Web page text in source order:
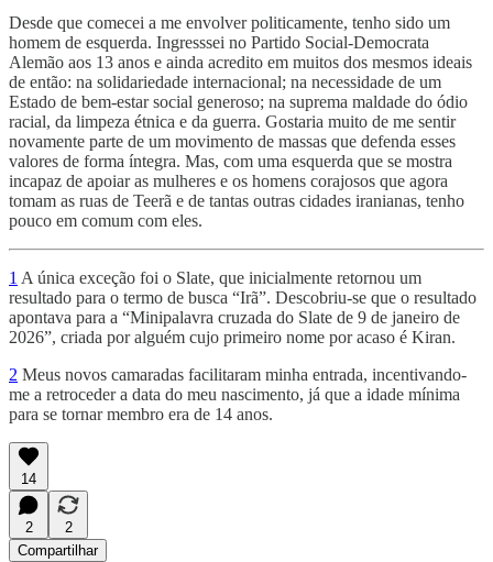
Desde que comecei a me envolver politicamente, tenho sido um
homem de esquerda. Ingresssei no Partido Social-Democrata
Alemão aos 13 anos e ainda acredito em muitos dos mesmos ideais
de então: na solidariedade internacional; na necessidade de um
Estado de bem-estar social generoso; na suprema maldade do ódio
racial, da limpeza étnica e da guerra. Gostaria muito de me sentir
novamente parte de um movimento de massas que defenda esses
valores de forma íntegra. Mas, com uma esquerda que se mostra
incapaz de apoiar as mulheres e os homens corajosos que agora
tomam as ruas de Teerã e de tantas outras cidades iranianas, tenho
pouco em comum com eles.
1 A única exceção foi o Slate, que inicialmente retornou um
resultado para o termo de busca “Irã”. Descobriu-se que o resultado
apontava para a “Minipalavra cruzada do Slate de 9 de janeiro de
2026”, criada por alguém cujo primeiro nome por acaso é Kiran.
2 Meus novos camaradas facilitaram minha entrada, incentivando-
me a retroceder a data do meu nascimento, já que a idade mínima
para se tornar membro era de 14 anos.
14
2
2
Compartilhar